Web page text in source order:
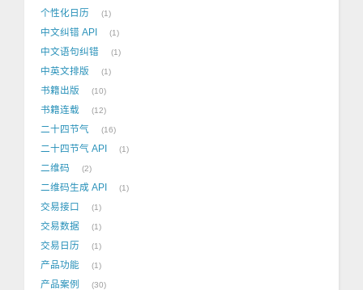
个性化日历 1
中文纠错 API 1
中文语句纠错 1
中英文排版 1
书籍出版 10
书籍连载 12
二十四节气 16
二十四节气 API 1
二维码 2
二维码生成 API 1
交易接口 1
交易数据 1
交易日历 1
产品功能 1
产品案例 30